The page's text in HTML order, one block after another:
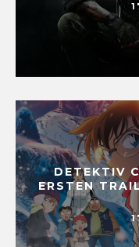
DETEKTIV
ERSTEN